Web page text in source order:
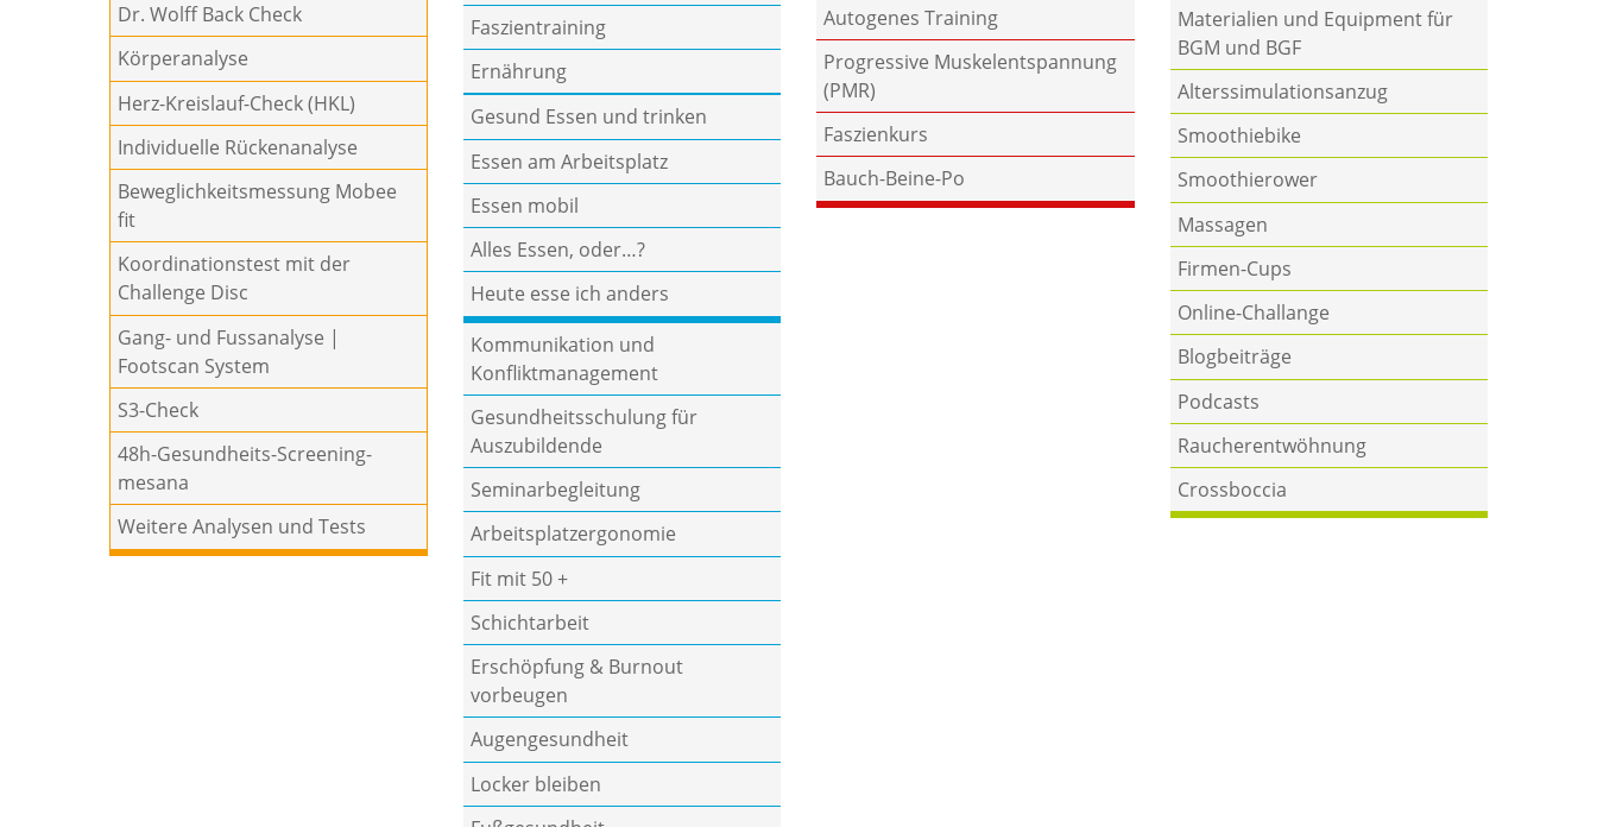
Dr. Wolff Back Check
Körperanalyse
Herz-Kreislauf-Check (HKL)
Individuelle Rückenanalyse
Beweglichkeitsmessung Mobee
fit
Koordinationstest mit der
Challenge Disc
Gang- und Fussanalyse |
Footscan System
S3-Check
48h-Gesundheits-Screening-
mesana
Weitere Analysen und Tests
Faszientraining
Ernährung
Gesund Essen und trinken
Essen am Arbeitsplatz
Essen mobil
Alles Essen, oder…?
Heute esse ich anders
Kommunikation und
Konfliktmanagement
Gesundheitsschulung für
Auszubildende
Seminarbegleitung
Arbeitsplatzergonomie
Fit mit 50 +
Schichtarbeit
Erschöpfung & Burnout
vorbeugen
Augengesundheit
Locker bleiben
Autogenes Training
Progressive Muskelentspannung
(PMR)
Faszienkurs
Bauch-Beine-Po
Materialien und Equipment für
BGM und BGF
Alters­simulations­anzug
Smoothiebike
Smoothierower
Massagen
Firmen-Cups
Online-Challange
Blogbeiträge
Podcasts
Raucherentwöhnung
Crossboccia